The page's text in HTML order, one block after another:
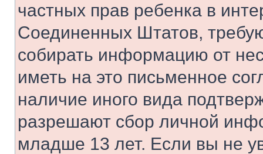
частных прав ребенка в
Соединенных Штатов,
собирать информацию от
иметь на это письменное
наличие иного вида
разрешают сбор личной
младше 13 лет. Если вы не